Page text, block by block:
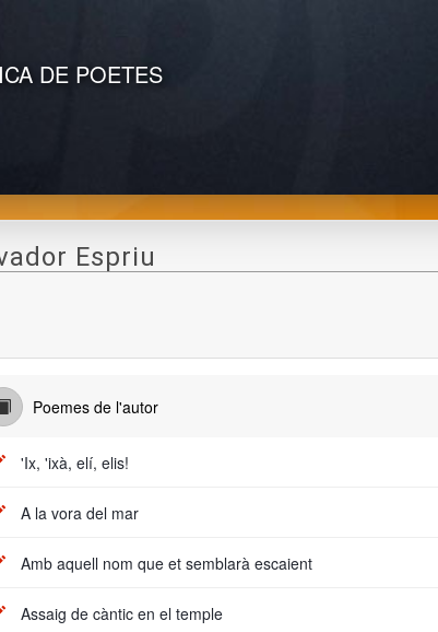
DE POETES
Espriu
Poemes de l'autor
'Ix, 'ixà, elí, elis!
A la vora del mar
Amb aquell nom que et semblarà escaient
Assaig de càntic en el temple